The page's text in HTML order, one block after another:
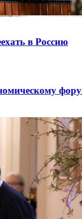
в Россию